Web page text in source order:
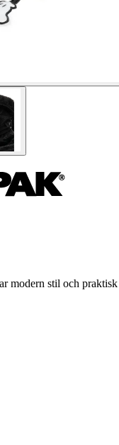
modern stil och praktisk